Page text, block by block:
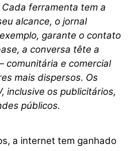
ferramenta tem a
alcance, o jornal
garante o contato
a conversa tête a
comunitária e comercial
mais dispersos. Os
inclusive os publicitários,
públicos.
a internet tem ganhado